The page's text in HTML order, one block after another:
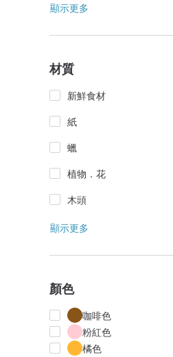
顯示更多
材質
新鮮食材
紙
蠟
植物．花
木頭
顯示更多
顏色
咖啡色
粉紅色
橘色